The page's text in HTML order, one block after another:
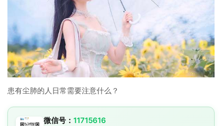
患有尘肺的人日常需要注意什么？
微信号： 11715616